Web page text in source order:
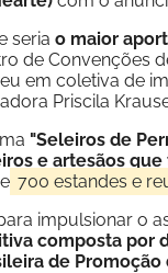
seria o maior
de Convenções
em coletiva de
Priscila Krause
"Seleiros de
e artesãos
700 estandes e
impulsionar o
composta por
de